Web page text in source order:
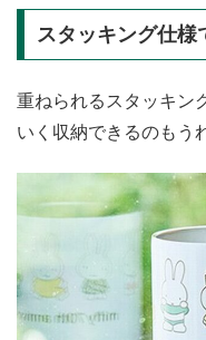
スタッキング仕様
重ねられるスタッキン
いく収納できるのもう